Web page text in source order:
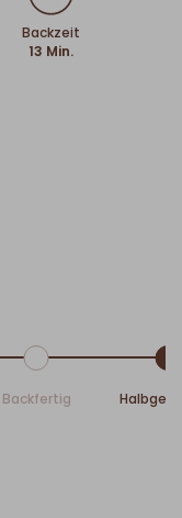
Backzeit
13 Min.
Backfertig